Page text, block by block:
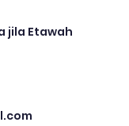
jila Etawah